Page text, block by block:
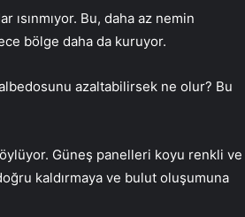
ısınmıyor. Bu, daha az nemin
bölge daha da kuruyor.
albedosunu azaltabilirsek ne olur? Bu
Güneş panelleri koyu renkli ve
kaldırmaya ve bulut oluşumuna